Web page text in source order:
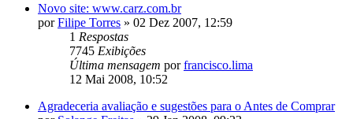
Novo site: www.carz.com.br
porFilipe Torres » 02 Dez 2007, 12:59
1 Respostas
7745 Exibições
Última mensagem porfrancisco.lima
12 Mai 2008, 10:52
Agradeceria avaliação e sugestões para o Antes de Comprar